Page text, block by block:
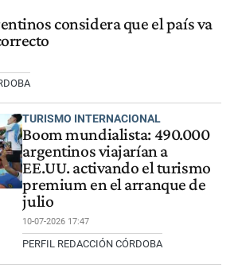
considera que el país va
TURISMO INTERNACIONAL
Boom mundialista: 490.000
argentinos viajarían a
EE.UU. activando el turismo
premium en el arranque de
julio
10-07-2026 17:47
PERFIL REDACCIÓN CÓRDOBA